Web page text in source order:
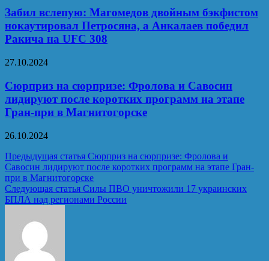
Забил вслепую: Магомедов двойным бэкфистом
нокаутировал Петросяна, а Анкалаев победил
Ракича на UFC 308
27.10.2024
Сюрприз на сюрпризе: Фролова и Савосин
лидируют после коротких программ на этапе
Гран-при в Магнитогорске
26.10.2024
Навигация
по
записям
Предыдущая статья Сюрприз на сюрпризе: Фролова и
Савосин лидируют после коротких программ на этапе Гран-
при в Магнитогорске
Следующая статья Силы ПВО уничтожили 17 украинских
БПЛА над регионами России